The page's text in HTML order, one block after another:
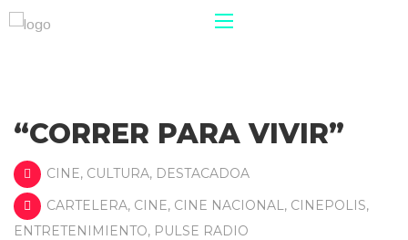
“CORRER PARA VIVIR”
CINE, CULTURA, DESTACADOA
CARTELERA, CINE, CINE NACIONAL, CINEPOLIS,
ENTRETENIMIENTO, PULSE RADIO